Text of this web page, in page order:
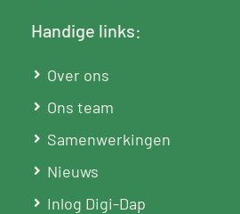
Handige links:
Over ons
Ons team
Samenwerkingen
Nieuws
Inlog Digi-Dap